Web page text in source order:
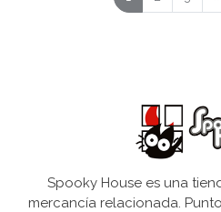
Spooky House es una
mercancía relacionada.